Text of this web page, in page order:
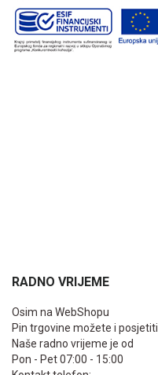
RADNO VRIJEME
Osim na WebShopu
Pin trgovine možete i posjetiti
Naše radno vrijeme je od
Pon - Pet 07:00 - 15:00